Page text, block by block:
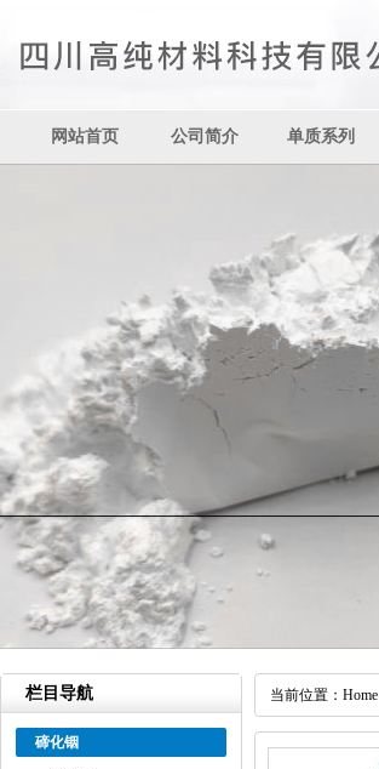
网站首页 公司简介 单质系列
栏目导航
碲化铟
当前位置： Home